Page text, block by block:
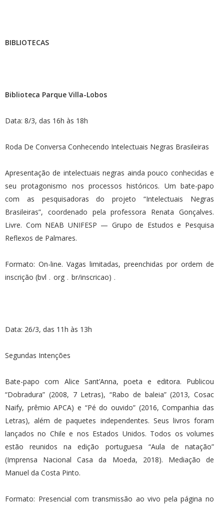
BIBLIOTECAS
Biblioteca Parque Villa-Lobos
Data: 8/3, das 16h às 18h
Roda De Conversa Conhecendo Intelectuais Negras Brasileiras
Apresentação de intelectuais negras ainda pouco conhecidas e
seu protagonismo nos processos históricos. Um bate-papo
com as pesquisadoras do projeto “Intelectuais Negras
Brasileiras”, coordenado pela professora Renata Gonçalves.
Livre. Com NEAB UNIFESP — Grupo de Estudos e Pesquisa
Reflexos de Palmares.
Formato: On-line. Vagas limitadas, preenchidas por ordem de
inscrição (bvl﹒org﹒br/inscricao)﹒
Data: 26/3, das 11h às 13h
Segundas Intenções
Bate-papo com Alice Sant’Anna, poeta e editora. Publicou
“Dobradura” (2008, 7 Letras), “Rabo de baleia” (2013, Cosac
Naify, prêmio APCA) e “Pé do ouvido” (2016, Companhia das
Letras), além de paquetes independentes. Seus livros foram
lançados no Chile e nos Estados Unidos. Todos os volumes
estão reunidos na edição portuguesa “Aula de natação”
(Imprensa Nacional Casa da Moeda, 2018). Mediação de
Manuel da Costa Pinto.
Formato: Presencial com transmissão ao vivo pela página no